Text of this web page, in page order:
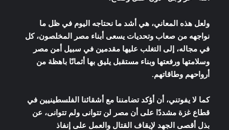
ولعل هذه المعاني، هي أشد ما نحتاجه اليوم في ظل ما
نواجهه من صعاب وتحديات يسعى أبناء مصر المخلصون، كل
في مجاله، إلى التغلب عليها مقدمين في سبيل أمن مصر
وسلامتها ورفعتها وبناء مستقبل يليق بها أثمانًا باهظة من
أرواحهم وطاقاتهم.
كما لا يفوتني، أن أؤكد تضامننا مع أشقائنا الفلسطينيين في
قطاع غزة مشددًا على أن مصر لن تتوانى ولم تتوانى، عن
بذل أقصى الجهد لإيقاف القتال والعمل على إنفاذ